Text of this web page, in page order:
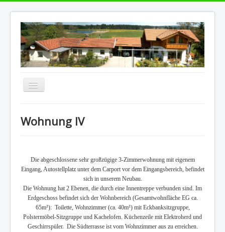
Navigation
an/aus
Kontakt
Wohnung IV
Die abgeschlossene sehr großzügige 3-Zimmerwohnung mit eigenem
Eingang, Autostellplatz unter dem Carport vor dem Eingangsbereich, befindet
sich in unserem Neubau.
Die Wohnung hat 2 Ebenen, die durch eine Innentreppe verbunden sind. Im
Erdgeschoss befindet sich der Wohnbereich (Gesamtwohnfläche EG ca.
65m²): Toilette, Wohnzimmer (ca. 40m²) mit Eckbanksitzgruppe,
Polstermöbel-Sitzgruppe und Kachelofen. Küchenzeile mit Elektroherd und
Geschirrspüler. Die Südterrasse ist vom Wohnzimmer aus zu erreichen.